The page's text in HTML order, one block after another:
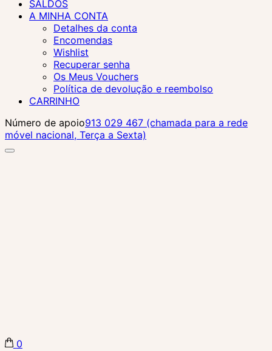
SALDOS
A MINHA CONTA
Detalhes da conta
Encomendas
Wishlist
Recuperar senha
Os Meus Vouchers
Política de devolução e reembolso
CARRINHO
Número de apoio913 029 467 (chamada para a rede
móvel nacional, Terça a Sexta)
Biba Concept Store
0